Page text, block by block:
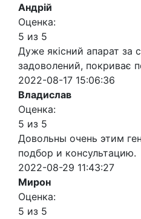
Андрій
Оценка:
5 из 5
Дуже якісний апарат за
задоволений, покриває
2022-08-17 15:06:36
Владислав
Оценка:
5 из 5
Довольны очень этим
подбор и консультацию.
2022-08-29 11:43:27
Мирон
Оценка:
5 из 5